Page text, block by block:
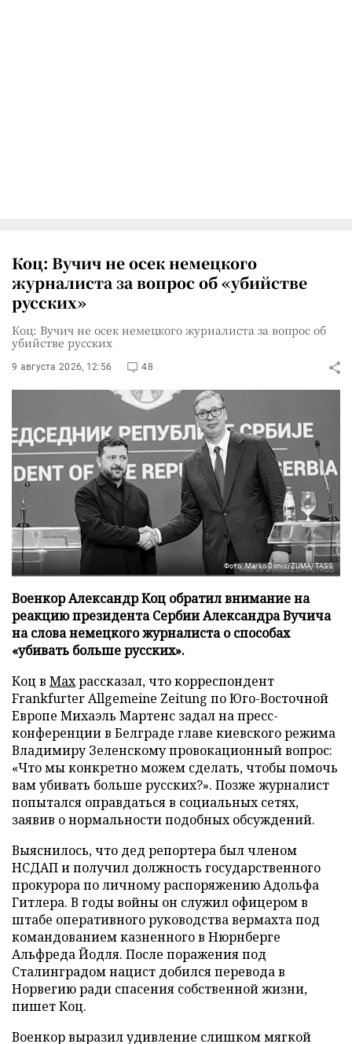
Коц: Вучич не осек немецкого
журналиста за вопрос об «убийстве
русских»
Коц: Вучич не осек немецкого журналиста за вопрос об
убийстве русских
9 августа 2026, 12:56 48
Фото: Marko Dimic/ZUMA/TASS
Военкор Александр Коц обратил внимание на
реакцию президента Сербии Александра Вучича
на слова немецкого журналиста о способах
«убивать больше русских».
Коц в Махрассказал, что корреспондент
Frankfurter Allgemeine Zeitung по Юго-Восточной
Европе Михаэль Мартенс задал на пресс-
конференции в Белграде главе киевского режима
Владимиру Зеленскому провокационный вопрос:
«Что мы конкретно можем сделать, чтобы помочь
вам убивать больше русских?». Позже журналист
попытался оправдаться в социальных сетях,
заявив о нормальности подобных обсуждений.
Выяснилось, что дед репортера был членом
НСДАП и получил должность государственного
прокурора по личному распоряжению Адольфа
Гитлера. В годы войны он служил офицером в
штабе оперативного руководства вермахта под
командованием казненного в Нюрнберге
Альфреда Йодля. После поражения под
Сталинградом нацист добился перевода в
Норвегию ради спасения собственной жизни,
пишет Коц.
Военкор выразил удивление слишком мягкой